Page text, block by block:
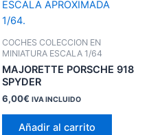
COCHES COLECCION EN
MINIATURA ESCALA 1/64
MAJORETTE PORSCHE 918
SPYDER
6,00€ IVA INCLUIDO
Añadir al carrito